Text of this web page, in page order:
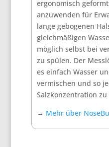
ergonomisch
anzuwenden für
lange gebogenen
gleichmäßigen
möglich selbst bei
zu spülen. Der
es einfach Wasser
vermischen und so
Salzkonzentration
→ Mehr über